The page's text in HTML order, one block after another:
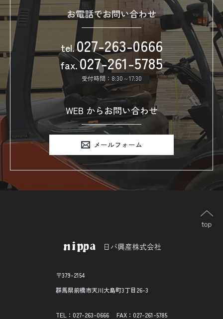
お電話でお問い合わせ
tel.027-263-0666
fax.027-261-5785
受付時間：8:30～17:30
WEB からお問い合わせ
メールフォーム
〒379-2154
群馬県前橋市天川大島町3丁目26-3
TEL：027-263-0666 FAX：027-261-5785